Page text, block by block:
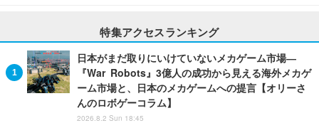
特集アクセスランキング
日本がまだ取りにいけていないメカゲーム市場―
『War Robots』3億人の成功から見える海外メカゲ
ーム市場と、日本のメカゲームへの提言【オリーさ
んのロボゲーコラム】
2026.8.2 Sun 18:45